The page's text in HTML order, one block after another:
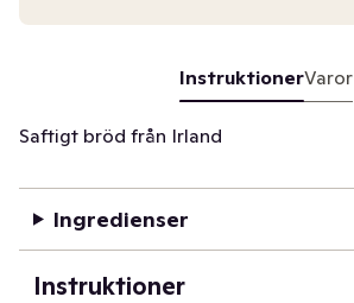
InstruktionerVaror
Saftigt bröd från Irland
Ingredienser
Instruktioner